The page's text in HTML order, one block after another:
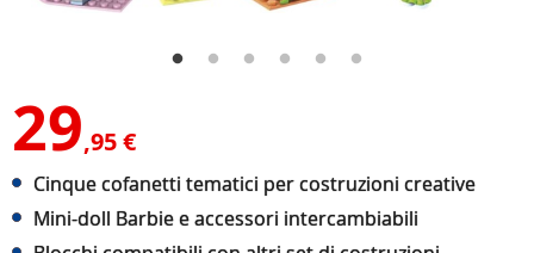
29,95 €
Cinque cofanetti tematici per costruzioni creative
Mini-doll Barbie e accessori intercambiabili